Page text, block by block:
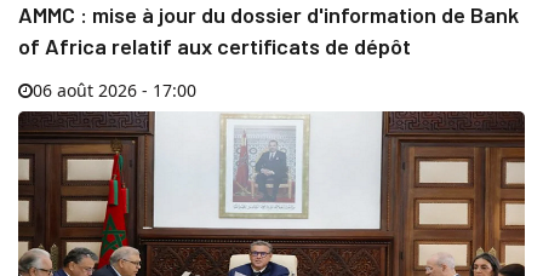
AMMC : mise à jour du dossier d'information de Bank
of Africa relatif aux certificats de dépôt
06 août 2026 - 17:00